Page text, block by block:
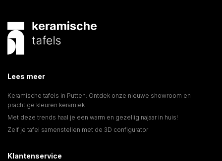
Lees meer
Keramische tafels in Putten: Ontdek onze nieuwe showroom en
prachtige kleuren keramiek
Met deze trends haal je een warm en gezellig najaar in huis!
Zelf je tafel samenstellen met de 3D configurator
Klantenservice